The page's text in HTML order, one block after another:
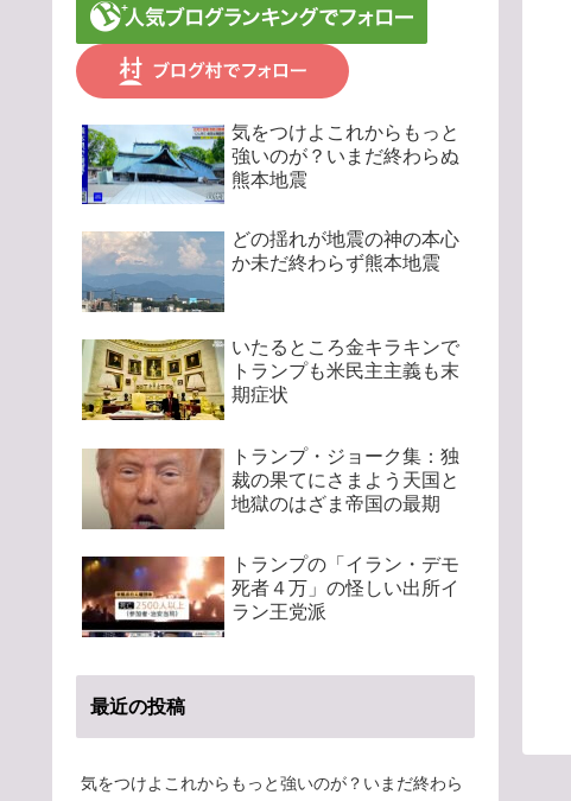
気をつけよこれからもっと
強いのが？いまだ終わらぬ
熊本地震
どの揺れが地震の神の本心
か未だ終わらず熊本地震
いたるところ金キラキンで
トランプも米民主主義も末
期症状
トランプ・ジョーク集：独
裁の果てにさまよう天国と
地獄のはざま帝国の最期
トランプの「イラン・デモ
死者４万」の怪しい出所イ
ラン王党派
最近の投稿
気をつけよこれからもっと強いのが？いまだ終わら